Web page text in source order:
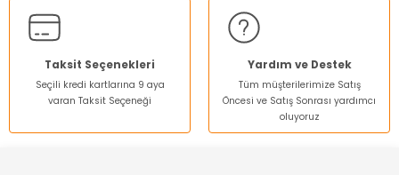
Ürün fiyatı diğer sitelerden daha pahalı.
Bu ürüne benzer farklı alternatifler olmalı.
Taksit Seçenekleri
Seçili kredi kartlarına 9 aya
varan Taksit Seçeneği
Yardım ve Destek
Tüm müşterilerimize Satış
Öncesi ve Satış Sonrası yardımcı
oluyoruz